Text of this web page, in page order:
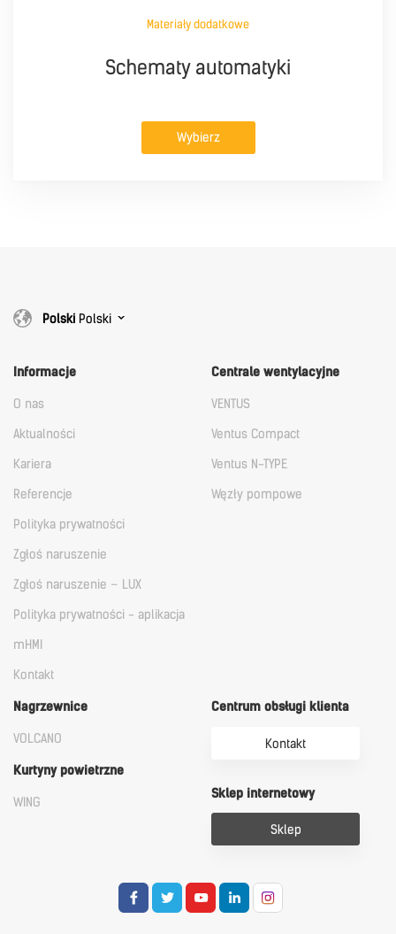
Materiały dodatkowe
Schematy automatyki
Wybierz
Polski Polski
Informacje
O nas
Aktualności
Kariera
Referencje
Polityka prywatności
Zgłoś naruszenie
Zgłoś naruszenie – LUX
Polityka prywatności - aplikacja
mHMI
Kontakt
Centrale wentylacyjne
VENTUS
Ventus Compact
Ventus N-TYPE
Węzły pompowe
Nagrzewnice
VOLCANO
Kurtyny powietrzne
WING
Centrum obsługi klienta
Kontakt
Sklep internetowy
Sklep